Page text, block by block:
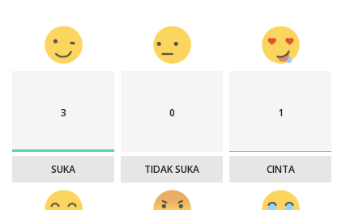
3
SUKA
0
TIDAK SUKA
1
CINTA